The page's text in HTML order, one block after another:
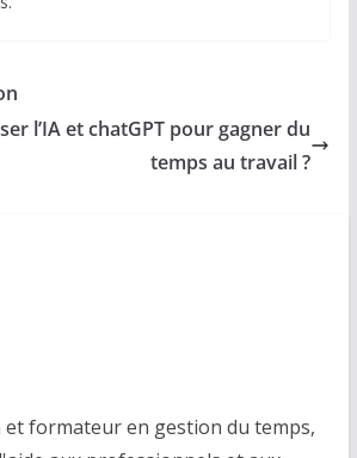
l’IA et chatGPT pour gagner du
temps au travail ?
et formateur en gestion du temps,